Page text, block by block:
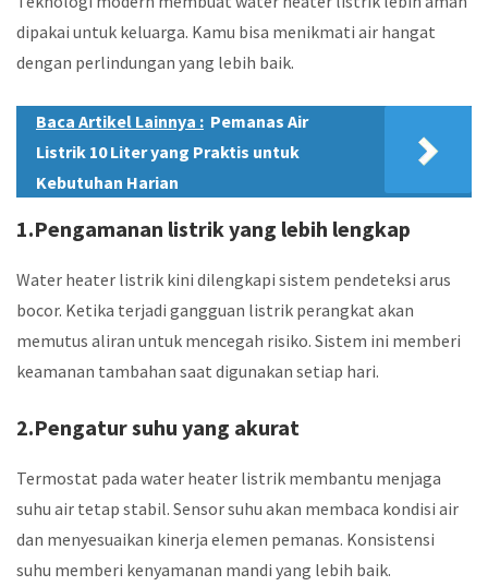
dipakai untuk keluarga. Kamu bisa menikmati air hangat
dengan perlindungan yang lebih baik.
Baca Artikel Lainnya : Pemanas Air
Listrik 10 Liter yang Praktis untuk
Kebutuhan Harian
1.Pengamanan listrik yang lebih lengkap
Water heater listrik kini dilengkapi sistem pendeteksi arus
bocor. Ketika terjadi gangguan listrik perangkat akan
memutus aliran untuk mencegah risiko. Sistem ini memberi
keamanan tambahan saat digunakan setiap hari.
2.Pengatur suhu yang akurat
Termostat pada water heater listrik membantu menjaga
suhu air tetap stabil. Sensor suhu akan membaca kondisi air
dan menyesuaikan kinerja elemen pemanas. Konsistensi
suhu memberi kenyamanan mandi yang lebih baik.